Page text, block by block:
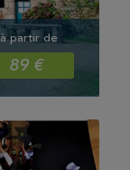
à partir de
89 €